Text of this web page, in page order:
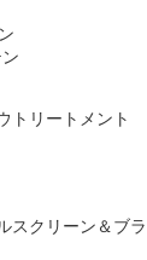
トリートメント
スクリーン＆ブラ